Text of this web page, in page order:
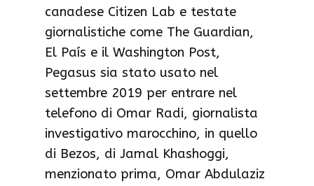
canadese Citizen Lab e testate
giornalistiche come The Guardian,
El País e il Washington Post,
Pegasus sia stato usato nel
settembre 2019 per entrare nel
telefono di Omar Radi, giornalista
investigativo marocchino, in quello
di Bezos, di Jamal Khashoggi,
menzionato prima, Omar Abdulaziz